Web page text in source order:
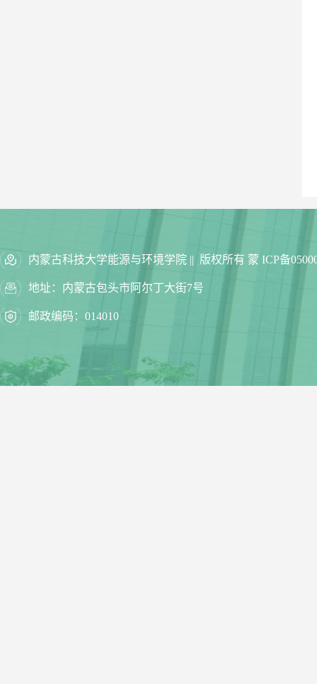
内蒙古科技大学能源与环境学院 || 版权所有 蒙 ICP备
地址：内蒙古包头市阿尔丁大街7号
邮政编码：014010